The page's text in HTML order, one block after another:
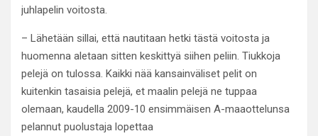
juhlapelin voitosta.
– Lähetään sillai, että nautitaan hetki tästä voitosta ja
huomenna aletaan sitten keskittyä siihen peliin. Tiukkoja
pelejä on tulossa. Kaikki nää kansainväliset pelit on
kuitenkin tasaisia pelejä, et maalin pelejä ne tuppaa
olemaan, kaudella 2009-10 ensimmäisen A-maaottelunsa
pelannut puolustaja lopettaa